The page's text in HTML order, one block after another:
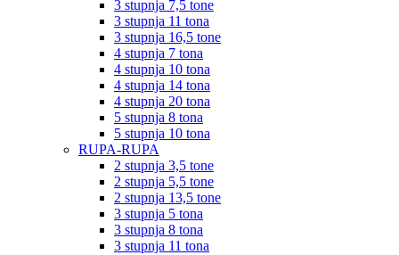
3 stupnja 7,5 tone
3 stupnja 11 tona
3 stupnja 16,5 tone
4 stupnja 7 tona
4 stupnja 10 tona
4 stupnja 14 tona
4 stupnja 20 tona
5 stupnja 8 tona
5 stupnja 10 tona
RUPA-RUPA
2 stupnja 3,5 tone
2 stupnja 5,5 tone
2 stupnja 13,5 tone
3 stupnja 5 tona
3 stupnja 8 tona
3 stupnja 11 tona